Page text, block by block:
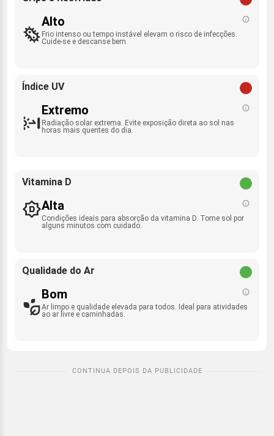
Alto
Frio intenso ou tempo instável elevam o risco de infecções.
Cuide-se e descanse bem.
Índice UV
Extremo
Radiação solar extrema. Evite exposição direta ao sol nas
horas mais quentes do dia.
Vitamina D
Alta
Condições ideais para absorção da vitamina D. Tome sol por
alguns minutos com cuidado.
Qualidade do Ar
Bom
Ar limpo e qualidade elevada para todos. Ideal para atividades
ao ar livre e caminhadas.